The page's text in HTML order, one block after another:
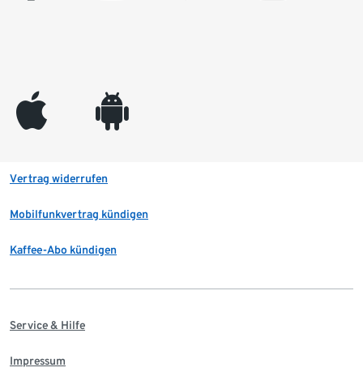
appleinc android
Vertrag widerrufen
Mobilfunkvertrag kündigen
Kaffee-Abo kündigen
Service & Hilfe
Impressum